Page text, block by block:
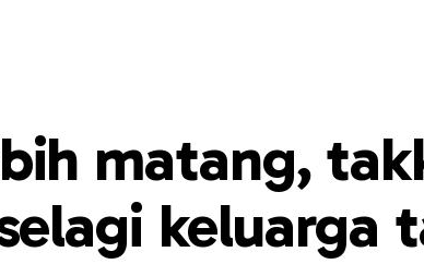
matang,
keluarga